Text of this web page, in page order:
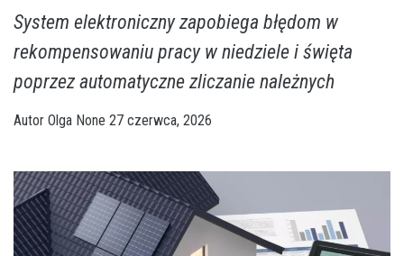
System elektroniczny zapobiega błędom w
rekompensowaniu pracy w niedziele i święta
poprzez automatyczne zliczanie należnych
Autor Olga None 27 czerwca, 2026